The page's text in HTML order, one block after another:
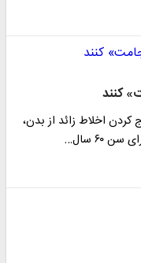
کنند
اخلاط زائد از بدن،
۶۰ سال…